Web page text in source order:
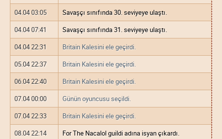
04.04 03:05
Savaşçı sınıfında 30. seviyeye ulaştı.
04.04 07:41
Savaşçı sınıfında 31. seviyeye ulaştı.
04.04 22:31
Britain Kalesini ele geçirdi.
05.04 22:37
Britain Kalesini ele geçirdi.
06.04 22:40
Britain Kalesini ele geçirdi.
07.04 00:00
Günün oyuncusu seçildi.
07.04 22:33
Britain Kalesini ele geçirdi.
08.04 22:14
For The Nacalol guildi adına isyan çıkardı.